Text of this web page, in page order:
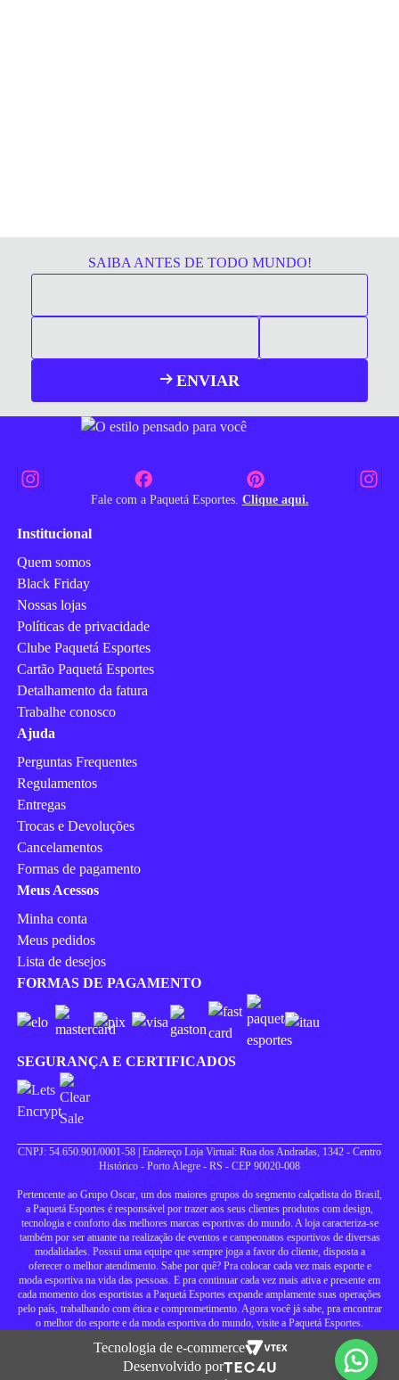
SAIBA ANTES DE TODO MUNDO!
ENVIAR
Fale com a Paquetá Esportes. Clique aqui.
Institucional
Quem somos
Black Friday
Nossas lojas
Políticas de privacidade
Clube Paquetá Esportes
Cartão Paquetá Esportes
Detalhamento da fatura
Trabalhe conosco
Ajuda
Perguntas Frequentes
Regulamentos
Entregas
Trocas e Devoluções
Cancelamentos
Formas de pagamento
Meus Acessos
Minha conta
Meus pedidos
Lista de desejos
FORMAS DE PAGAMENTO
SEGURANÇA E CERTIFICADOS
CNPJ: 54.650.901/0001-58 | Endereço Loja Virtual: Rua dos Andradas, 1342 - Centro
Histórico - Porto Alegre - RS - CEP 90020-008
Pertencente ao Grupo Oscar, um dos maiores grupos do segmento calçadista do Brasil,
a Paquetá Esportes é responsável por trazer aos seus clientes produtos com design,
tecnologia e conforto das melhores marcas esportivas do mundo. A loja caracteriza-se
também por ser atuante na realização de eventos e campeonatos esportivos de diversas
modalidades. Possui uma equipe que sempre joga a favor do cliente, disposta a
oferecer o melhor atendimento. Sabe por quê? Pra colocar cada vez mais esporte e
moda esportiva na vida das pessoas. E pra continuar cada vez mais ativa e presente em
cada momento dos esportistas a Paquetá Esportes expande amplamente suas operações
pelo país, trabalhando com ética e comprometimento. Agora você já sabe, pra encontrar
o melhor do esporte e da moda esportiva do mundo, visite a Paquetá Esportes.
Tecnologia de e-commerce
Desenvolvido por